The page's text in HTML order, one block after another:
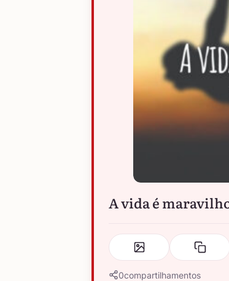
A vida é
0compartilhamentos